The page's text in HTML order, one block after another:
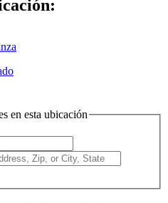
en esta ubicación